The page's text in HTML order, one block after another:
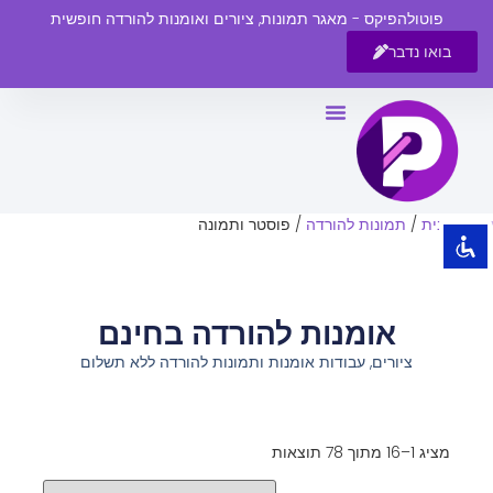
visibility_off השבת את ההבזקים
title סמן כותרות
צבע רקע
zoom_out
הקטנת גופן
הגדלת גופן
ניגודיות בהירה
פוטולהפיקס - מאגר תמונות, ציורים ואומנות להורדה חופשית
בואו נדבר
עמוד הבית / תמונות להורדה / פוסטר ותמונה
אומנות להורדה בחינם
ציורים, עבודות אומנות ותמונות להורדה ללא תשלום
מציג 1–16 מתוך 78 תוצאות